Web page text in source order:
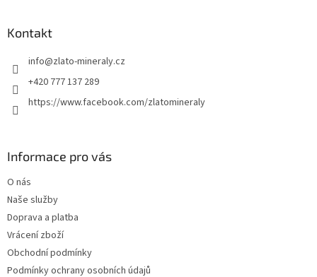
Kontakt
info@zlato-mineraly.cz
+420 777 137 289
https://www.facebook.com/zlatomineraly
Informace pro vás
O nás
Naše služby
Doprava a platba
Vrácení zboží
Obchodní podmínky
Podmínky ochrany osobních údajů